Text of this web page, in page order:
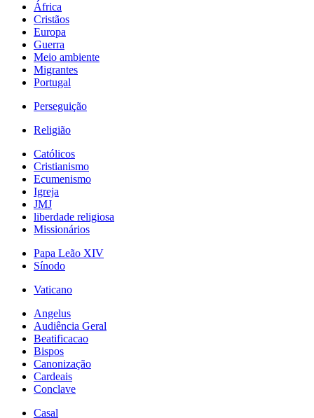
África
Cristãos
Europa
Guerra
Meio ambiente
Migrantes
Portugal
Perseguição
Religião
Católicos
Cristianismo
Ecumenismo
Igreja
JMJ
liberdade religiosa
Missionários
Papa Leão XIV
Sínodo
Vaticano
Angelus
Audiência Geral
Beatificacao
Bispos
Canonização
Cardeais
Conclave
Casal